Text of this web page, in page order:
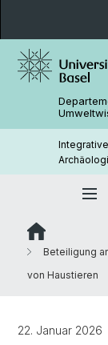
Beteiligung
von Haustieren
22. Januar 2026